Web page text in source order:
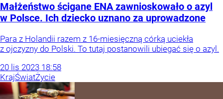
Małżeństwo ścigane ENA zawnioskowało o azyl
w Polsce. Ich dziecko uznano za uprowadzone
Para z Holandii razem z 16-miesięczną córką uciekła
z ojczyzny do Polski. To tutaj postanowili ubiegać się o azyl.
20 lis 2023 18:58
KrajŚwiatŻycie